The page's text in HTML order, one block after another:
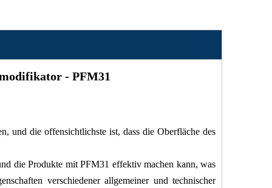
- PFM31
und die offensichtlichste ist, dass die Oberfläche des
die Produkte mit PFM31 effektiv machen kann, was
verschiedener allgemeiner und technischer